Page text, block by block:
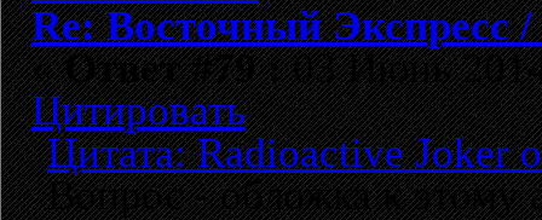
Re: Восточный Экспресс
«Ответ #79 :03 Июнь
Цитировать
Цитата: Radioactive Joker
Вопрос - обложка к этому